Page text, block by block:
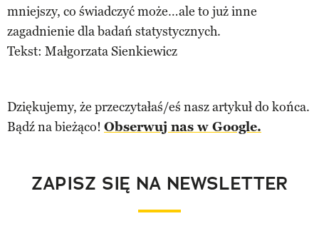
mniejszy, co świadczyć może…ale to już inne
zagadnienie dla badań statystycznych.
Tekst: Małgorzata Sienkiewicz
Dziękujemy, że przeczytałaś/eś nasz artykuł do końca.
Bądź na bieżąco! Obserwuj nas w Google.
ZAPISZ SIĘ NA NEWSLETTER